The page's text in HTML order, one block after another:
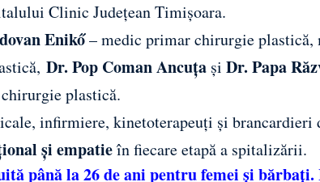
Clinic Județean Timișoara.
Enikő– medic primar chirurgie plastică,
Dr. Pop Coman Ancuța și Dr. Papa
plastică.
infirmiere, kinetoterapeuți și brancardieri
și empatieîn fiecare etapă a spitalizării.
până la 26 de ani pentru femei și bărbați.